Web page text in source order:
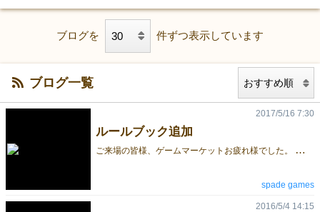
ブログを 件ずつ表示しています
ブログ一覧
ルールブック追加
ご
来場の皆様、ゲームマーケットお疲れ様でした。 スペードゲームズへお越しくださった皆様、ありがとうございました。 この度「愛しのザボーン!!」のルールブックをアップします。 ご興味を持たれた方、ルールブックを印刷したい方はどうぞお使いください。 愛しのザボーン!! _ルールブック （徐々にホームページの方も更新いたします）
2017/5/16 7:30
spade games
2016/5/4 14:15